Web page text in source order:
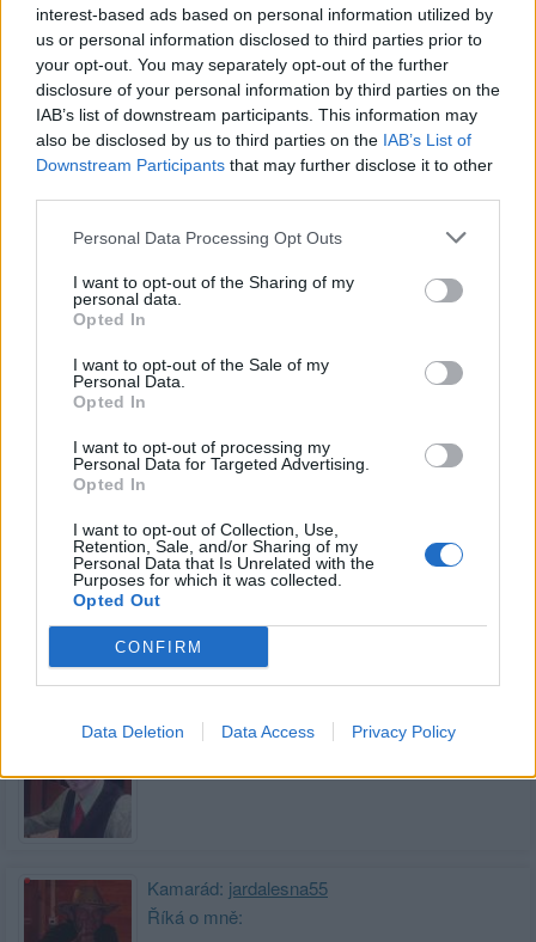
interest-based ads based on personal information utilized by
us or personal information disclosed to third parties prior to
your opt-out. You may separately opt-out of the further
disclosure of your personal information by third parties on the
IAB’s list of downstream participants. This information may
also be disclosed by us to third parties on the IAB’s List of
Downstream Participants that may further disclose it to other
Personal Data Processing Opt Outs
I want to opt-out of the Sharing of my
personal data.
Opted In
I want to opt-out of the Sale of my
Personal Data.
Opted In
I want to opt-out of processing my
Personal Data for Targeted Advertising.
Opted In
I want to opt-out of Collection, Use,
Retention, Sale, and/or Sharing of my
Personal Data that Is Unrelated with the
Purposes for which it was collected.
Opted Out
CONFIRM
Data Deletion Data Access Privacy Policy
Kamarád: milanvalny4-81374
Říká o mně:
Kamarád:mireksa
Kamarád:ringinspil
Kamarád:Jena
Říká o mně:
Říká o mně:
Kamarád: jardalesna55
Říká o mně: